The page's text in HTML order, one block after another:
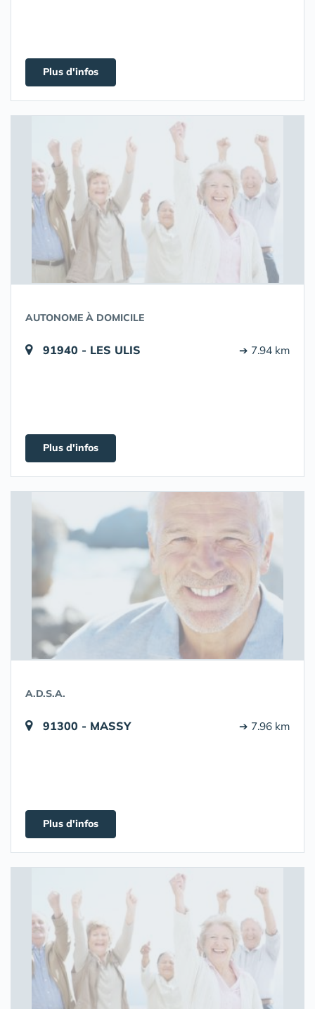
Plus d'infos
AUTONOME À DOMICILE
91940 - LES ULIS ➔ 7.94 km
Plus d'infos
A.D.S.A.
91300 - MASSY ➔ 7.96 km
Plus d'infos